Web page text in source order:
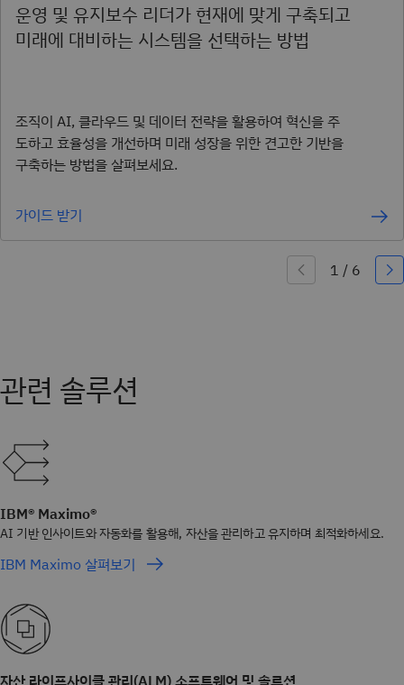
운영 및 유지보수 리더가 현재에 맞게 구축되고
미래에 대비하는 시스템을 선택하는 방법
조직이 AI, 클라우드 및 데이터 전략을 활용하여 혁신을 주
도하고 효율성을 개선하며 미래 성장을 위한 견고한 기반을
구축하는 방법을 살펴보세요.
가이드 받기
IBM® Maximo®
AI 기반 인사이트와 자동화를 활용해, 자산을 관리하고 유지하며 최적화하세요.
IBM Maximo 살펴보기
자산 라이프사이클 관리(ALM) 소프트웨어 및 솔루션